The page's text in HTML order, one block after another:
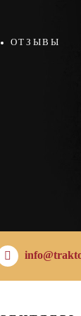
ОТЗЫВЫ